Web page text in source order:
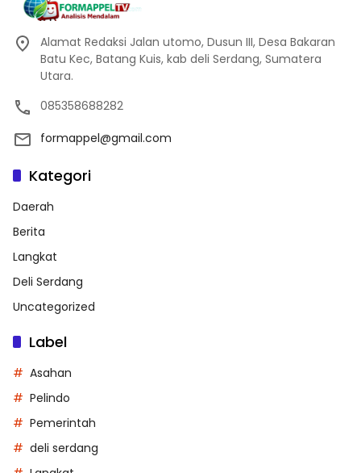
Alamat Redaksi Jalan utomo, Dusun III, Desa Bakaran
Batu Kec, Batang Kuis, kab deli Serdang, Sumatera
Utara.
085358688282
formappel@gmail.com
Kategori
Daerah
Berita
Langkat
Deli Serdang
Uncategorized
Label
Asahan
Pelindo
Pemerintah
deli serdang